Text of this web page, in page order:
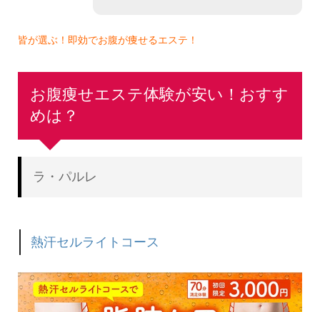
皆が選ぶ！即効でお腹が痩せるエステ！
お腹痩せエステ体験が安い！おすす
めは？
ラ・パルレ
熱汗セルライトコース